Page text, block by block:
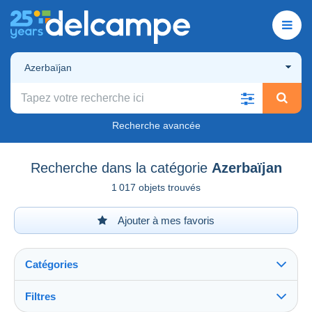
Azerbaïjan
Recherche avancée
Recherche dans la catégorie Azerbaïjan
1 017 objets trouvés
Ajouter à mes favoris
Catégories
Filtres